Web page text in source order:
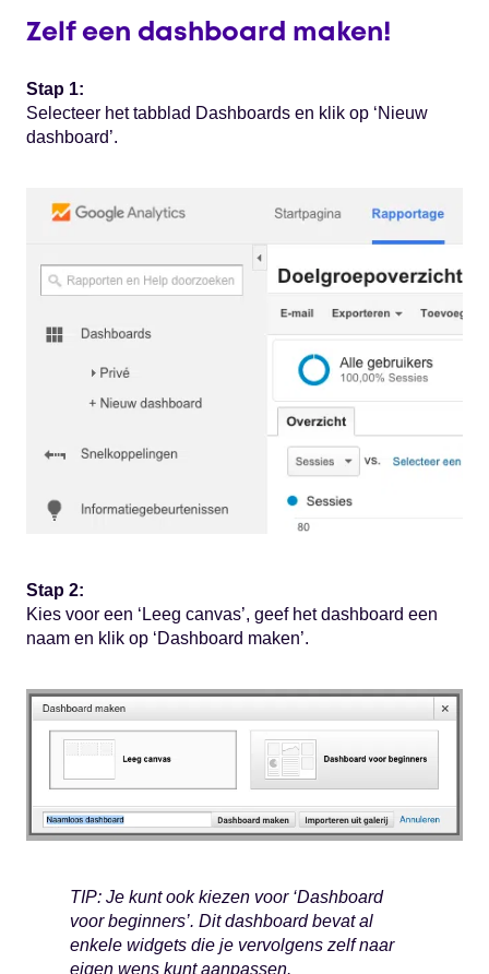
Zelf een dashboard maken!
Stap 1:
Selecteer het tabblad Dashboards en klik op ‘Nieuw
dashboard’.
Stap 2:
Kies voor een ‘Leeg canvas’, geef het dashboard een
naam en klik op ‘Dashboard maken’.
TIP: Je kunt ook kiezen voor ‘Dashboard
voor beginners’. Dit dashboard bevat al
enkele widgets die je vervolgens zelf naar
eigen wens kunt aanpassen.